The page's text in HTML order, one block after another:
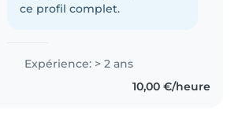
ce profil complet.
Expérience: > 2 ans
10,00 €/heure